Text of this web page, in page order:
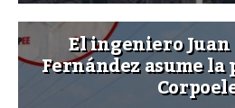
El ingeniero
Fernández asume